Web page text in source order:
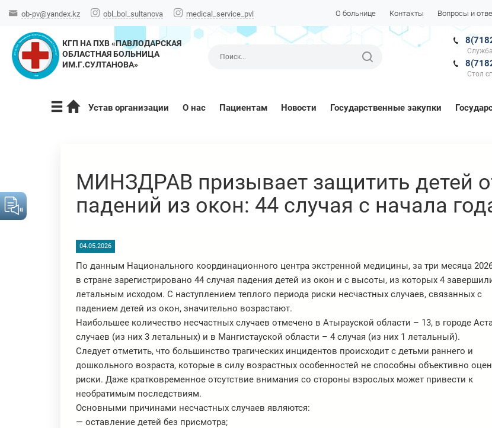
ob-pv@yandex.kz obl_bol_sultanova medical_service_pvl О больнице Контакты Вопросы и
КГП НА ПХВ «ПАВЛОДАРСКАЯ
ОБЛАСТНАЯ БОЛЬНИЦА
ИМ.Г.СУЛТАНОВА»
Стол
Устав организации О нас Пациентам Новости Государственные закупки
МИНЗДРАВ призывает защитить детей
падений из окон: 44 случая с начала
04.05.2026
По данным Национального координационного центра экстренной медицины, за три месяца
в стране зарегистрировано 44 случая падения детей из окон и с высоты, из которых 4
летальным исходом. С наступлением теплого периода риски несчастных случаев, связанных с
падением детей из окон, значительно возрастают.
Наибольшее количество несчастных случаев отмечено в Атырауской области – 13, в городе
случаев (из них 3 летальных) и в Мангистауской области – 4 случая (из них 1 летальный).
Следует отметить, что большинство трагических инцидентов происходит с детьми раннего и
дошкольного возраста, которые в силу возрастных особенностей не способны объективно
риски. Даже кратковременное отсутствие внимания со стороны взрослых может привести к
необратимым последствиям.
Основными причинами несчастных случаев являются:
— оставление детей без присмотра;